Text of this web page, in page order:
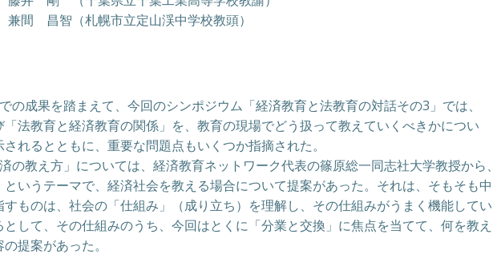
札幌市立定山渓中学校教頭）
拶
の成果を踏まえて、今回のシンポジウム「経済教育と法教育の対話その3」では、
「法教育と経済教育の関係」を、教育の現場でどう扱って教えていくべきかについ
れるとともに、重要な問題点もいくつか指摘された。
教え方」については、経済教育ネットワーク代表の篠原総一同志社大学教授から、
というテーマで、経済社会を教える場合について提案があった。それは、そもそも中
ものは、社会の「仕組み」（成り立ち）を理解し、その仕組みがうまく機能してい
して、その仕組みのうち、今回はとくに「分業と交換」に焦点を当てて、何を教え
提案があった。